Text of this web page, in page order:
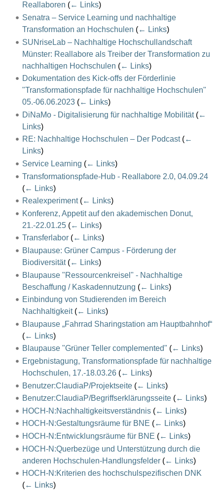
Reallaboren (← Links)
Senatra – Service Learning und nachhaltige
Transformation an Hochschulen (← Links)
SUNriseLab – Nachhaltige Hochschullandschaft
Münster: Reallabore als Treiber der Transformation zu
nachhaltigen Hochschulen (← Links)
Dokumentation des Kick-offs der Förderlinie
"Transformationspfade für nachhaltige Hochschulen"
05.-06.06.2023 (← Links)
DiNaMo - Digitalisierung für nachhaltige Mobilität (←
Links)
RE: Nachhaltige Hochschulen – Der Podcast (←
Links)
Service Learning (← Links)
Transformationspfade-Hub - Reallabore 2.0, 04.09.24
(← Links)
Realexperiment (← Links)
Konferenz, Appetit auf den akademischen Donut,
21.-22.01.25 (← Links)
Transferlabor (← Links)
Blaupause: Grüner Campus - Förderung der
Biodiversität (← Links)
Blaupause "Ressourcenkreisel" - Nachhaltige
Beschaffung / Kaskadennutzung (← Links)
Einbindung von Studierenden im Bereich
Nachhaltigkeit (← Links)
Blaupause „Fahrrad Sharingstation am Hauptbahnhof“
(← Links)
Blaupause "Grüner Teller complemented" (← Links)
Ergebnistagung, Transformationspfade für nachhaltige
Hochschulen, 17.-18.03.26 (← Links)
Benutzer:ClaudiaP/Projektseite (← Links)
Benutzer:ClaudiaP/Begriffserklärungsseite (← Links)
HOCH-N:Nachhaltigkeitsverständnis (← Links)
HOCH-N:Gestaltungsräume für BNE (← Links)
HOCH-N:Entwicklungsräume für BNE (← Links)
HOCH-N:Querbezüge und Unterstützung durch die
anderen Hochschulen-Handlungsfelder (← Links)
HOCH-N:Kriterien des hochschulspezifischen DNK
(← Links)